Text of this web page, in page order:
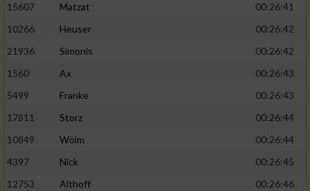
15607
Matzat
00:26:41
10266
Heuser
00:26:42
21936
Simonis
00:26:42
1560
Ax
00:26:43
5499
Franke
00:26:43
17811
Storz
00:26:44
10849
Wölm
00:26:44
4397
Nick
00:26:45
12753
Althoff
00:26:46